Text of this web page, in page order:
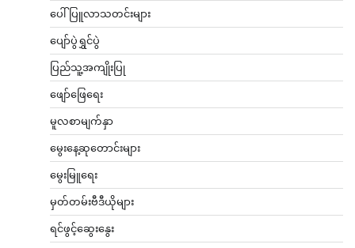
ပေါ်ပြူလာသတင်းများ
ပျော်ပွဲရွှင်ပွဲ
ပြည်သူ့အကျိုးပြု
ဖျော်ဖြေရေး
မူလစာမျက်နှာ
မွေးနေ့ဆုတောင်းများ
မွေးမြူရေး
မှတ်တမ်းဗီဒီယိုများ
ရင်ဖွင့်ဆွေးနွေး